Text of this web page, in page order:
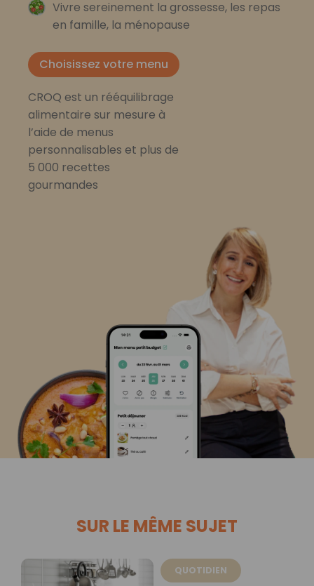
Vivre sereinement la grossesse, les repas
en famille, la ménopause
Choisissez votre menu
CROQ est un rééquilibrage
alimentaire sur mesure à
l’aide de menus
personnalisables et plus de
5 000 recettes
gourmandes
SUR LE MÊME SUJET
QUOTIDIEN